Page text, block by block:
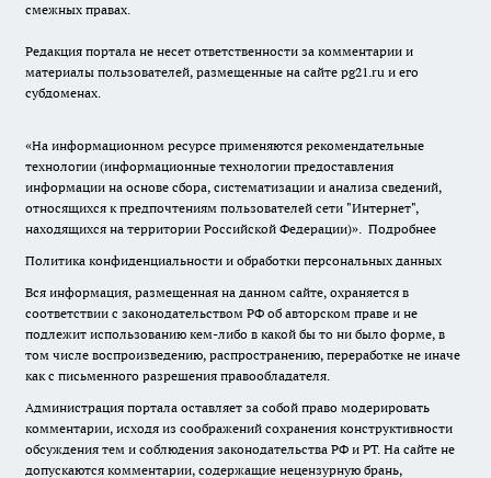
смежных правах.
Редакция портала не несет ответственности за комментарии и
материалы пользователей, размещенные на сайте pg21.ru и его
субдоменах.
«На информационном ресурсе применяются рекомендательные
технологии (информационные технологии предоставления
информации на основе сбора, систематизации и анализа сведений,
относящихся к предпочтениям пользователей сети "Интернет",
находящихся на территории Российской Федерации)». Подробнее
Политика конфиденциальности и обработки персональных данных
Вся информация, размещенная на данном сайте, охраняется в
соответствии с законодательством РФ об авторском праве и не
подлежит использованию кем-либо в какой бы то ни было форме, в
том числе воспроизведению, распространению, переработке не иначе
как с письменного разрешения правообладателя.
Администрация портала оставляет за собой право модерировать
комментарии, исходя из соображений сохранения конструктивности
обсуждения тем и соблюдения законодательства РФ и РТ. На сайте не
допускаются комментарии, содержащие нецензурную брань,